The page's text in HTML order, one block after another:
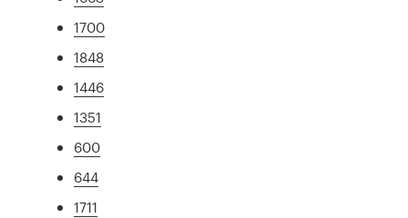
1700
1848
1446
1351
600
644
1711